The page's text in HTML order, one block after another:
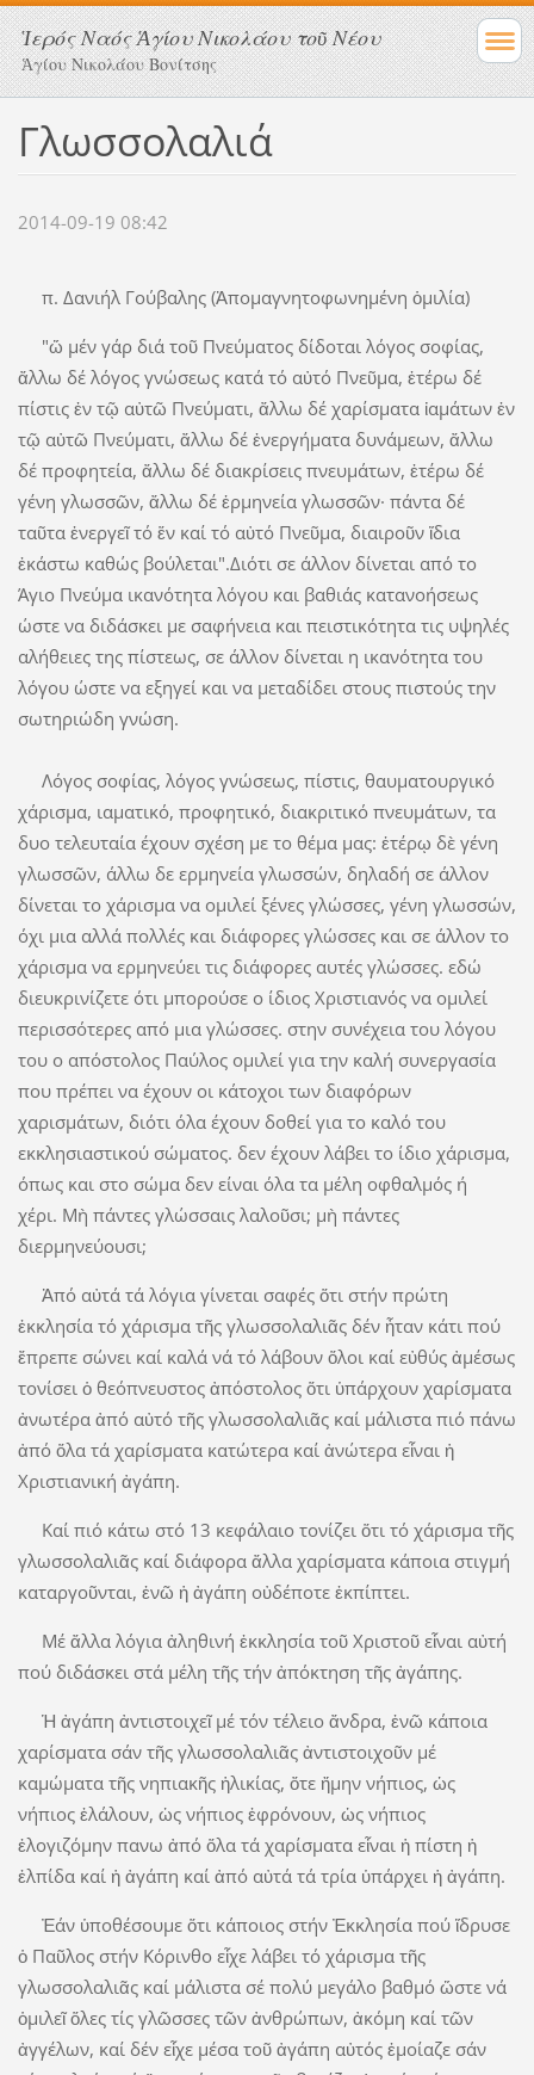
Ἱερός Ναός Ἁγίου Νικολάου τοῦ Νέου
Ἁγίου Νικολάου Βονίτσης
Γλωσσολαλιά
2014-09-19 08:42
π. Δανιήλ Γούβαλης (Ἀπομαγνητοφωνημένη ὁμιλία)
"ὤ μέν γάρ διά τοῦ Πνεύματος δίδοται λόγος σοφίας,
ἄλλω δέ λόγος γνώσεως κατά τό αὐτό Πνεῦμα, ἐτέρω δέ
πίστις ἐν τῷ αὐτῶ Πνεύματι, ἄλλω δέ χαρίσματα ἰαμάτων ἐν
τῷ αὐτῶ Πνεύματι, ἄλλω δέ ἐνεργήματα δυνάμεων, ἄλλω
δέ προφητεία, ἄλλω δέ διακρίσεις πνευμάτων, ἐτέρω δέ
γένη γλωσσῶν, ἄλλω δέ ἑρμηνεία γλωσσῶν· πάντα δέ
ταῦτα ἐνεργεῖ τό ἕν καί τό αὐτό Πνεῦμα, διαιροῦν ἴδια
ἐκάστω καθώς βούλεται".Διότι σε άλλον δίνεται από το
Άγιο Πνεύμα ικανότητα λόγου και βαθιάς κατανοήσεως
ώστε να διδάσκει με σαφήνεια και πειστικότητα τις υψηλές
αλήθειες της πίστεως, σε άλλον δίνεται η ικανότητα του
λόγου ώστε να εξηγεί και να μεταδίδει στους πιστούς την
σωτηριώδη γνώση.
Λόγος σοφίας, λόγος γνώσεως, πίστις, θαυματουργικό
χάρισμα, ιαματικό, προφητικό, διακριτικό πνευμάτων, τα
δυο τελευταία έχουν σχέση με το θέμα μας: ἑτέρῳ δὲ γένη
γλωσσῶν, άλλω δε ερμηνεία γλωσσών, δηλαδή σε άλλον
δίνεται το χάρισμα να ομιλεί ξένες γλώσσες, γένη γλωσσών,
όχι μια αλλά πολλές και διάφορες γλώσσες και σε άλλον το
χάρισμα να ερμηνεύει τις διάφορες αυτές γλώσσες. εδώ
διευκρινίζετε ότι μπορούσε ο ίδιος Χριστιανός να ομιλεί
περισσότερες από μια γλώσσες. στην συνέχεια του λόγου
του ο απόστολος Παύλος ομιλεί για την καλή συνεργασία
που πρέπει να έχουν οι κάτοχοι των διαφόρων
χαρισμάτων, διότι όλα έχουν δοθεί για το καλό του
εκκλησιαστικού σώματος. δεν έχουν λάβει το ίδιο χάρισμα,
όπως και στο σώμα δεν είναι όλα τα μέλη οφθαλμός ή
χέρι. Μὴ πάντες γλώσσαις λαλοῦσι; μὴ πάντες
διερμηνεύουσι;
Ἀπό αὐτά τά λόγια γίνεται σαφές ὅτι στήν πρώτη
ἐκκλησία τό χάρισμα τῆς γλωσσολαλιᾶς δέν ἦταν κάτι πού
ἔπρεπε σώνει καί καλά νά τό λάβουν ὅλοι καί εὐθύς ἀμέσως
τονίσει ὁ θεόπνευστος ἀπόστολος ὅτι ὑπάρχουν χαρίσματα
ἀνωτέρα ἀπό αὐτό τῆς γλωσσολαλιᾶς καί μάλιστα πιό πάνω
ἀπό ὅλα τά χαρίσματα κατώτερα καί ἀνώτερα εἶναι ἡ
Χριστιανική ἀγάπη.
Καί πιό κάτω στό 13 κεφάλαιο τονίζει ὅτι τό χάρισμα τῆς
γλωσσολαλιᾶς καί διάφορα ἄλλα χαρίσματα κάποια στιγμή
καταργοῦνται, ἐνῶ ἡ ἀγάπη οὐδέποτε ἐκπίπτει.
Μέ ἄλλα λόγια ἀληθινή ἐκκλησία τοῦ Χριστοῦ εἶναι αὐτή
πού διδάσκει στά μέλη τῆς τήν ἀπόκτηση τῆς ἀγάπης.
Ἡ ἀγάπη ἀντιστοιχεῖ μέ τόν τέλειο ἄνδρα, ἐνῶ κάποια
χαρίσματα σάν τῆς γλωσσολαλιᾶς ἀντιστοιχοῦν μέ
καμώματα τῆς νηπιακῆς ἡλικίας, ὄτε ἤμην νήπιος, ὡς
νήπιος ἐλάλουν, ὡς νήπιος ἐφρόνουν, ὡς νήπιος
ἐλογιζόμην πανω ἀπό ὅλα τά χαρίσματα εἶναι ἡ πίστη ἡ
ἐλπίδα καί ἡ ἀγάπη καί ἀπό αὐτά τά τρία ὑπάρχει ἡ ἀγάπη.
Ἐάν ὑποθέσουμε ὅτι κάποιος στήν Ἐκκλησία πού ἵδρυσε
ὁ Παῦλος στήν Κόρινθο εἶχε λάβει τό χάρισμα τῆς
γλωσσολαλιᾶς καί μάλιστα σέ πολύ μεγάλο βαθμό ὥστε νά
ὁμιλεῖ ὅλες τίς γλῶσσες τῶν ἀνθρώπων, ἀκόμη καί τῶν
ἀγγέλων, καί δέν εἶχε μέσα τοῦ ἀγάπη αὐτός ἐμοίαζε σάν